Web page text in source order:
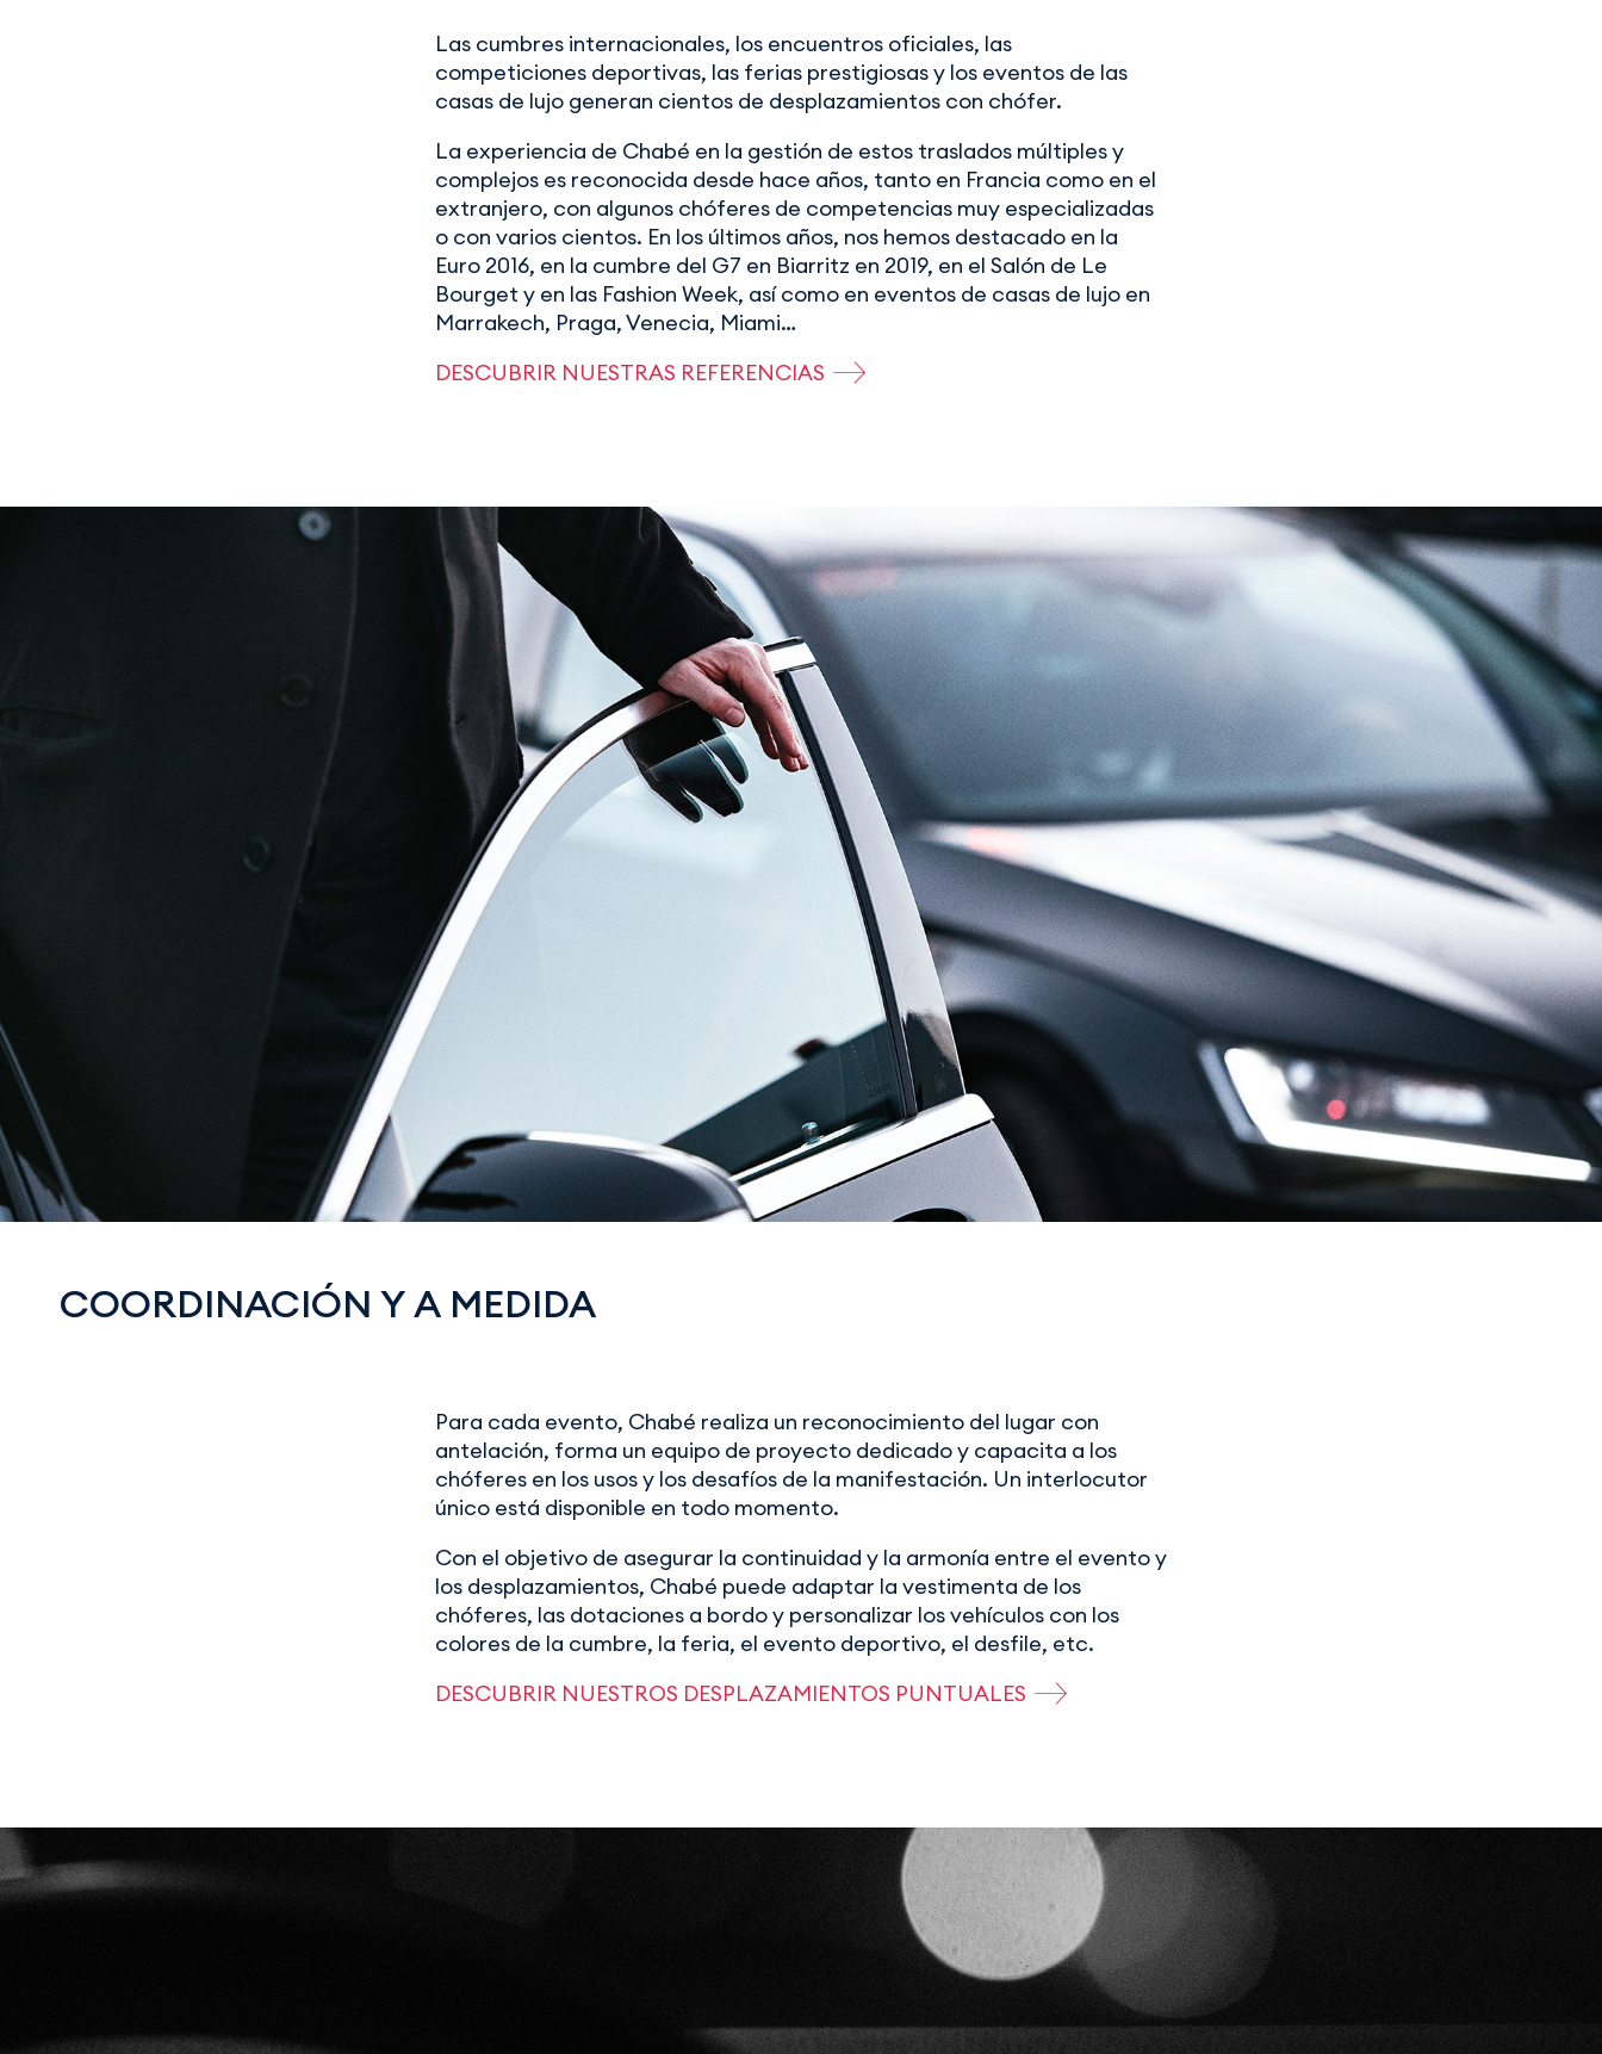
Las cumbres internacionales, los encuentros oficiales, las
competiciones deportivas, las ferias prestigiosas y los eventos de las
casas de lujo generan cientos de desplazamientos con chófer.
La experiencia de Chabé en la gestión de estos traslados múltiples y
complejos es reconocida desde hace años, tanto en Francia como en el
extranjero, con algunos chóferes de competencias muy especializadas
o con varios cientos. En los últimos años, nos hemos destacado en la
Euro 2016, en la cumbre del G7 en Biarritz en 2019, en el Salón de Le
Bourget y en las Fashion Week, así como en eventos de casas de lujo en
Marrakech, Praga, Venecia, Miami…
DESCUBRIR NUESTRAS REFERENCIAS
COORDINACIÓN Y A MEDIDA
Para cada evento, Chabé realiza un reconocimiento del lugar con
antelación, forma un equipo de proyecto dedicado y capacita a los
chóferes en los usos y los desafíos de la manifestación. Un interlocutor
único está disponible en todo momento.
Con el objetivo de asegurar la continuidad y la armonía entre el evento y
los desplazamientos, Chabé puede adaptar la vestimenta de los
chóferes, las dotaciones a bordo y personalizar los vehículos con los
colores de la cumbre, la feria, el evento deportivo, el desfile, etc.
DESCUBRIR NUESTROS DESPLAZAMIENTOS PUNTUALES